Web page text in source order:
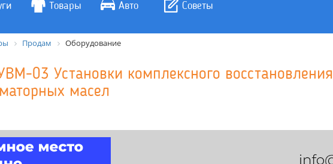
Товары Авто Советы
Продам Оборудование
03 Установки комплексного восстановления
масел